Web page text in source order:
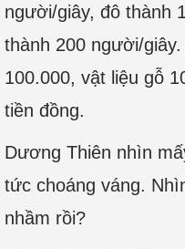
người/giây, đô thành
thành 200 người/
100.000, vật liệu gỗ
tiền đồng.
Dương Thiên nhìn
tức choáng váng.
nhầm rồi?